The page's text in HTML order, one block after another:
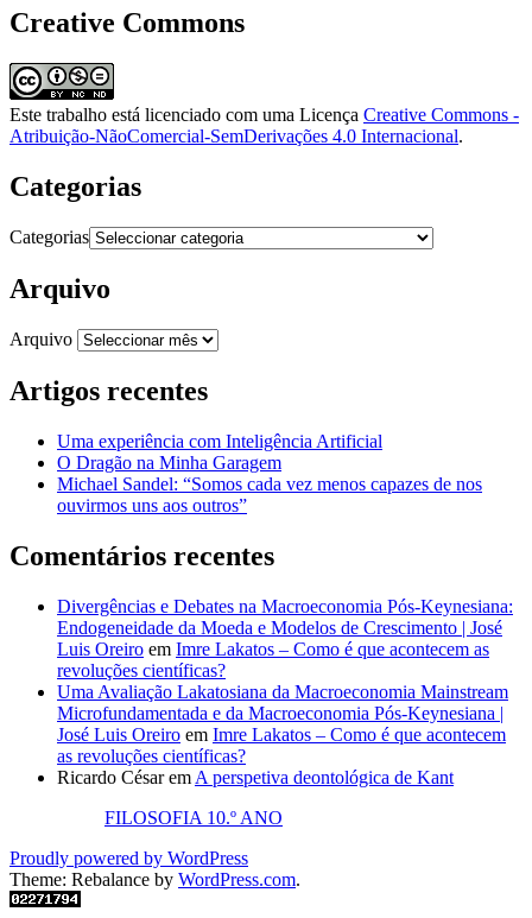
Creative Commons
Este trabalho está licenciado com uma Licença Creative Commons -
Atribuição-NãoComercial-SemDerivações 4.0 Internacional.
Categorias
Categorias
Arquivo
Arquivo
Artigos recentes
Uma experiência com Inteligência Artificial
O Dragão na Minha Garagem
Michael Sandel: “Somos cada vez menos capazes de nos
ouvirmos uns aos outros”
Comentários recentes
Divergências e Debates na Macroeconomia Pós-Keynesiana:
Endogeneidade da Moeda e Modelos de Crescimento | José
Luis Oreiro em Imre Lakatos – Como é que acontecem as
revoluções científicas?
Uma Avaliação Lakatosiana da Macroeconomia Mainstream
Microfundamentada e da Macroeconomia Pós-Keynesiana |
José Luis Oreiro em Imre Lakatos – Como é que acontecem
as revoluções científicas?
Ricardo Césarem A perspetiva deontológica de Kant
FILOSOFIA 10.º ANO
Proudly powered by WordPress
Theme: Rebalance by WordPress.com.